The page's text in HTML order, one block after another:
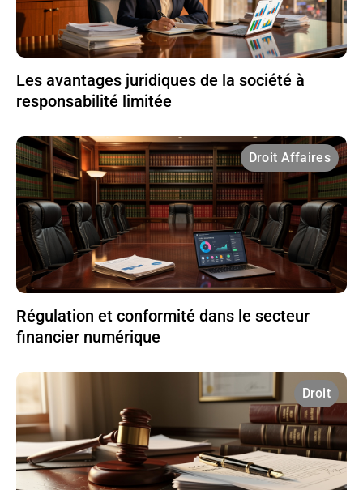
Les avantages juridiques de la société à
responsabilité limitée
Droit Affaires
Régulation et conformité dans le secteur
financier numérique
Droit